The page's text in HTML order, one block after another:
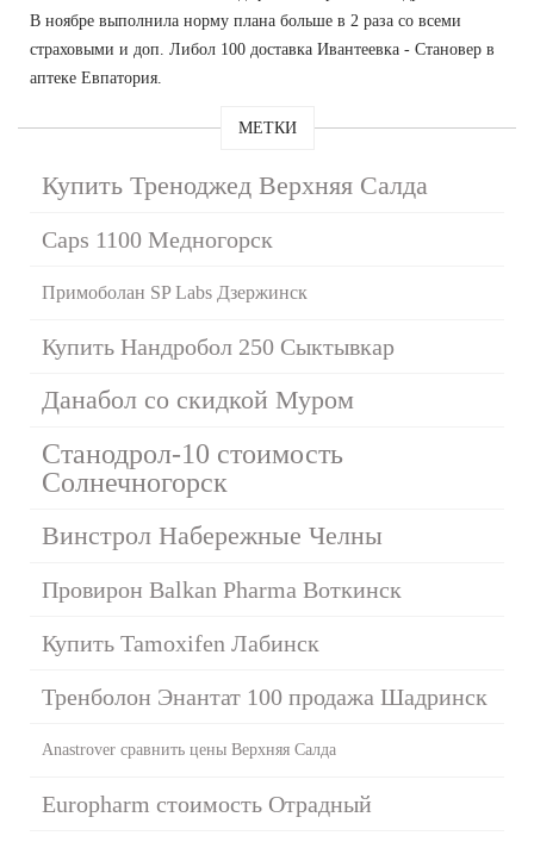
В ноябре выполнила норму плана больше в 2 раза со всеми
страховыми и доп. Либол 100 доставка Ивантеевка - Становер в
аптеке Евпатория.
МЕТКИ
Купить Треноджед Верхняя Салда
Caps 1100 Медногорск
Примоболан SP Labs Дзержинск
Купить Нандробол 250 Сыктывкар
Данабол со скидкой Муром
Станодрол-10 стоимость
Солнечногорск
Винстрол Набережные Челны
Провирон Balkan Pharma Воткинск
Купить Tamoxifen Лабинск
Тренболон Энантат 100 продажа Шадринск
Anastrover сравнить цены Верхняя Салда
Europharm стоимость Отрадный